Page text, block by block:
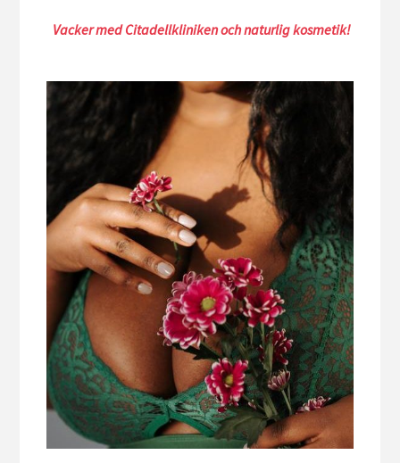
Vacker med Citadellkliniken och naturlig kosmetik!